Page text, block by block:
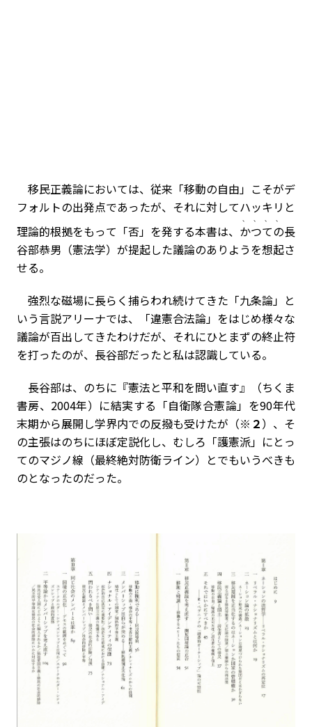
移民正義論においては、従来「移動の自由」こそがデ
フォルトの出発点であったが、それに対してハッキリと
理論的根拠をもって「否」を発する本書は、 かつての
、、、、
長
谷部恭男（憲法学）が提起した議論のありようを想起さ
せる。
強烈な磁場に長らく捕らわれ続けてきた「九条論」と
いう言説アリーナでは、「違憲合法論」をはじめ様々な
議論が百出してきたわけだが、それにひとまずの終止符
を打ったのが、長谷部だったと私は認識している。
長谷部は、のちに『憲法と平和を問い直す』（ちくま
書房、 2004年）に結実する「自衛隊合憲論」を90年代
末期から展開し学界内での反撥も受けたが（※２）、そ
の主張はのちにほぼ定説化し、むしろ「護憲派」にとっ
てのマジノ線（最終絶対防衛ライン）とでもいうべきも
のとなったのだった。